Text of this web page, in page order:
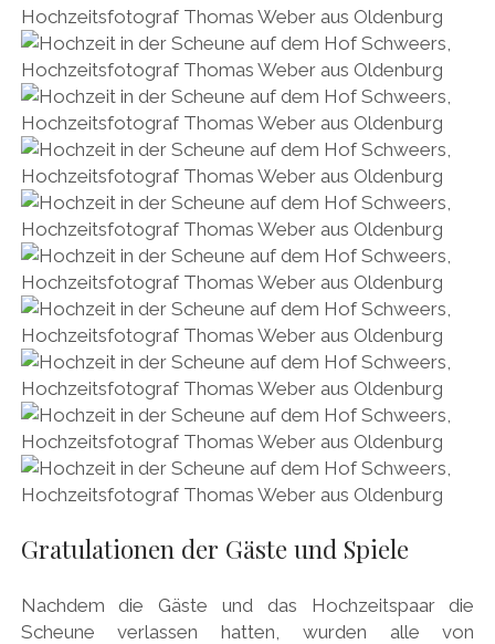
Gratulationen der Gäste und Spiele
Nachdem die Gäste und das Hochzeitspaar die
Scheune verlassen hatten, wurden alle von